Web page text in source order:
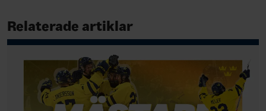
Relaterade artiklar